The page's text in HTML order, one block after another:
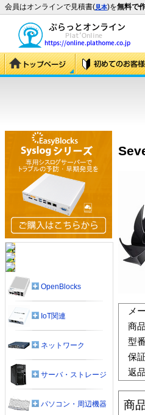
会員はオンラインで見積書(見本)を無料で
メ
商
型番
保
返
商
OpenBlocks
IoT関連
ネットワーク
サーバ・ストレージ
パソコン・周辺機器